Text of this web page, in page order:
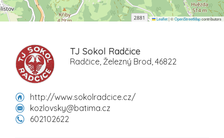
Leaflet|©OpenStreetMapcontributors
TJ Sokol Radčice
Radčice, Železný Brod, 46822
http://www.sokolradcice.cz/
kozlovsky@batima.cz
602102622